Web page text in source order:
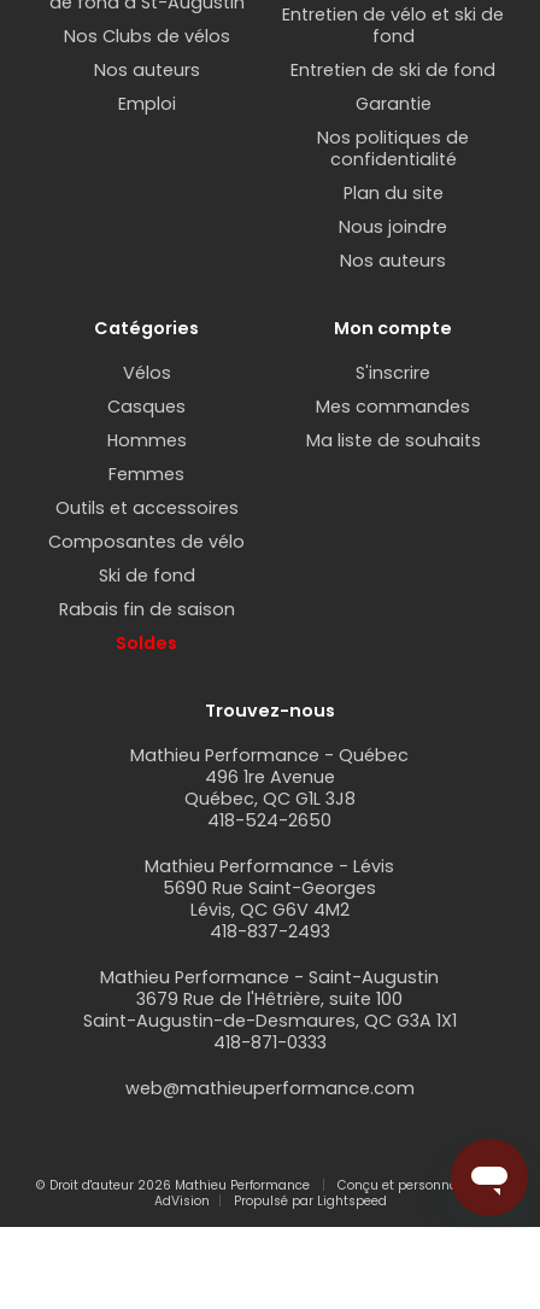
Nos Clubs de vélos
Nos auteurs
Emploi
Entretien de vélo et ski de
fond
Entretien de ski de fond
Garantie
Nos politiques de
confidentialité
Plan du site
Nous joindre
Nos auteurs
Catégories
Vélos
Casques
Hommes
Femmes
Outils et accessoires
Composantes de vélo
Ski de fond
Rabais fin de saison
Soldes
Mon compte
S'inscrire
Mes commandes
Ma liste de souhaits
Trouvez-nous
Mathieu Performance - Québec
496 1re Avenue
Québec, QC G1L 3J8
418-524-2650
Mathieu Performance - Lévis
5690 Rue Saint-Georges
Lévis, QC G6V 4M2
418-837-2493
Mathieu Performance - Saint-Augustin
3679 Rue de l'Hêtrière, suite 100
Saint-Augustin-de-Desmaures, QC G3A 1X1
418-871-0333
web@mathieuperformance.com
© Droit d'auteur 2026 Mathieu Performance
Conçu et personnalisé par
AdVision
Propulsé par Lightspeed